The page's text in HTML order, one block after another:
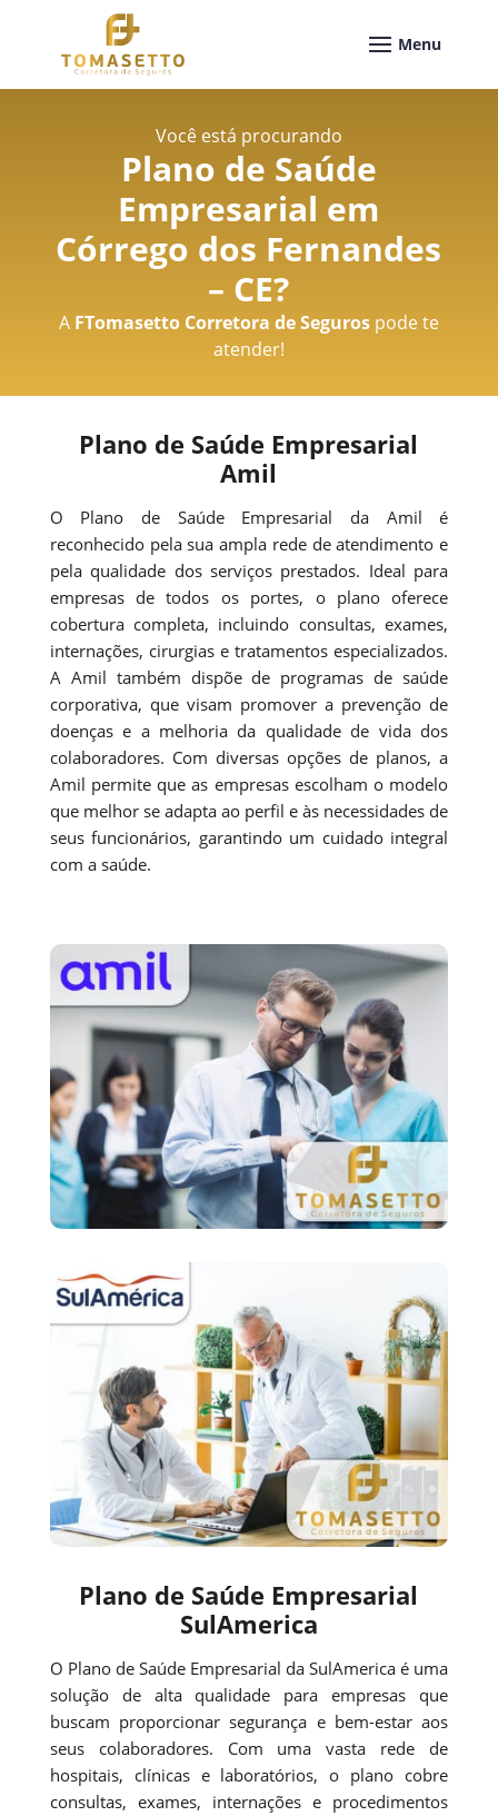
Você está procurando
Plano de Saúde
Empresarial em
Córrego dos Fernandes
– CE?
A FTomasetto Corretora de Segurospode te
atender!
Plano de Saúde Empresarial
Amil
O Plano de Saúde Empresarial da Amil é
reconhecido pela sua ampla rede de atendimento e
pela qualidade dos serviços prestados. Ideal para
empresas de todos os portes, o plano oferece
cobertura completa, incluindo consultas, exames,
internações, cirurgias e tratamentos especializados.
A Amil também dispõe de programas de saúde
corporativa, que visam promover a prevenção de
doenças e a melhoria da qualidade de vida dos
colaboradores. Com diversas opções de planos, a
Amil permite que as empresas escolham o modelo
que melhor se adapta ao perfil e às necessidades de
seus funcionários, garantindo um cuidado integral
com a saúde.
Plano de Saúde Empresarial
SulAmerica
O Plano de Saúde Empresarial da SulAmerica é uma
solução de alta qualidade para empresas que
buscam proporcionar segurança e bem-estar aos
seus colaboradores. Com uma vasta rede de
hospitais, clínicas e laboratórios, o plano cobre
consultas, exames, internações e procedimentos